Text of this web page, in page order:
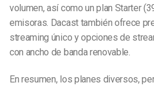
volumen, así como un plan Starter
emisoras. Dacast también ofrece
streaming único y opciones de
con ancho de banda renovable.
En resumen, los planes diversos,